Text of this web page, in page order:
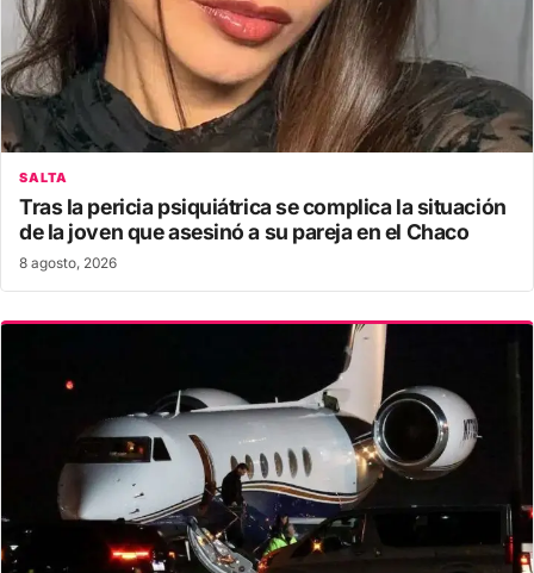
SALTA
Tras la pericia psiquiátrica se complica la situación
de la joven que asesinó a su pareja en el Chaco
8 agosto, 2026